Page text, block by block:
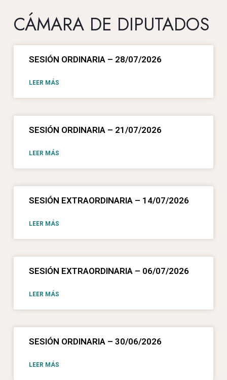
CÁMARA DE DIPUTADOS
SESIÓN ORDINARIA – 28/07/2026
LEER MÁS
SESIÓN ORDINARIA – 21/07/2026
LEER MÁS
SESIÓN EXTRAORDINARIA – 14/07/2026
LEER MÁS
SESIÓN EXTRAORDINARIA – 06/07/2026
LEER MÁS
SESIÓN ORDINARIA – 30/06/2026
LEER MÁS